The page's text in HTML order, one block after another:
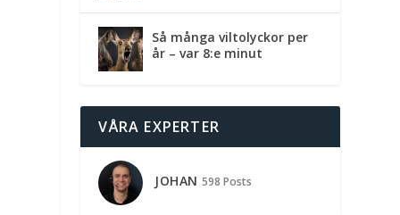
Så många viltolyckor per
år – var 8:e minut
VÅRA EXPERTER
JOHAN 598 Posts